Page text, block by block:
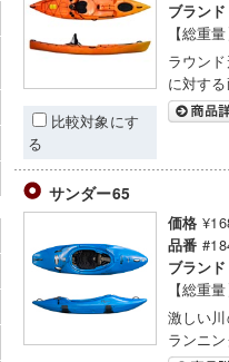
比較対象にす
る
ブランド
【総重
ラウン
に対す
サンダー65
価格
品番
ブランド
【総重
激しい
ランニン